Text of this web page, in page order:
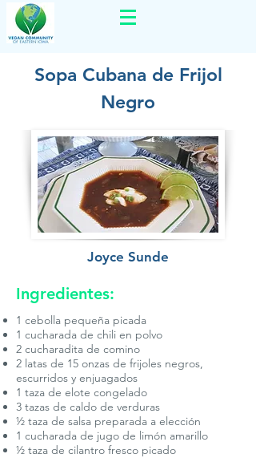
Sopa Cubana de Frijol
Negro
Joyce Sunde
Ingredientes:
1 cebolla pequeña picada
1 cucharada de chili en polvo
2 cucharadita de comino
2 latas de 15 onzas de frijoles negros,
escurridos y enjuagados
1 taza de elote congelado
3 tazas de caldo de verduras
½ taza de salsa preparada a elección
1 cucharada de jugo de limón amarillo
½ taza de cilantro fresco picado